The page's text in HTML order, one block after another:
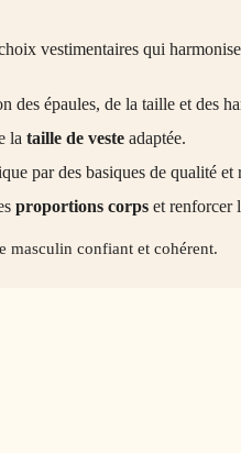
vestimentaires qui
des épaules, de la taille et des
la taille de veste adaptée.
par des basiques de qualité et
proportions corps et renforcer
masculin confiant et cohérent.